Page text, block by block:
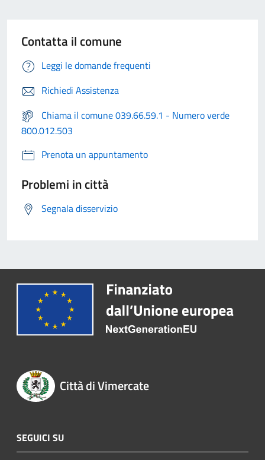
Contatta il comune
Leggi le domande frequenti
Richiedi Assistenza
Chiama il comune 039.66.59.1 - Numero verde
800.012.503
Prenota un appuntamento
Problemi in città
Segnala disservizio
Città di Vimercate
SEGUICI SU